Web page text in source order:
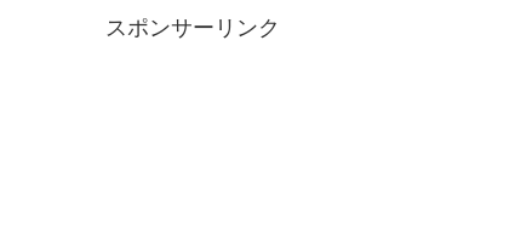
スポンサーリンク